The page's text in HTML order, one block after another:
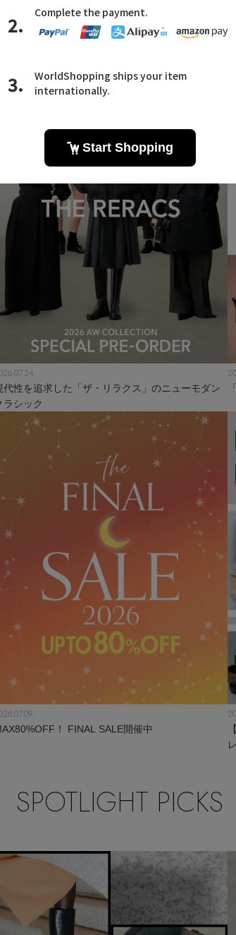
LATEST TOPICS
代性を追求した「ザ・リラクス」のニューモダン
ラシック
！ FINAL SALE開催中
SPOTLIGHT PICKS